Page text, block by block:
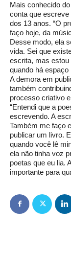
Mais conhecido
conta que
dos 13 anos. “O
faço hoje, da
Desse modo, ela
vida. Sei que
escrita, mas
quando há espaço
A demora em
também
processo criativo
“Entendi que a
escrevendo. A
Também me faço
publicar um livro.
quando você lê
ela não tinha voz
poetas que eu lia.
importante para